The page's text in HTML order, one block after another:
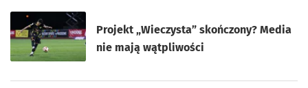
Projekt „Wieczysta” skończony? Media
nie mają wątpliwości